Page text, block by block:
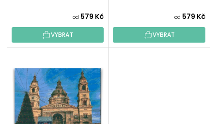
od 579 Kč
VYBRAT
od 579 Kč
VYBRAT